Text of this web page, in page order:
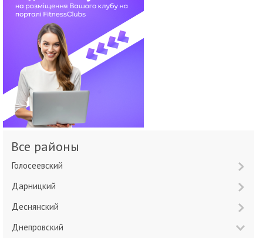
Все районы
Голосеевский
Дарницкий
Деснянский
Днепровский